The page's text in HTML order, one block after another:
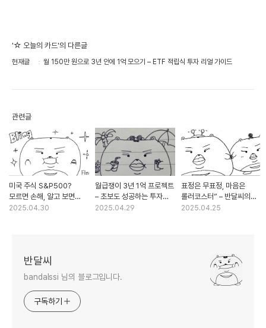
'☆ 오늘의 카드'의 다른글
현재글 월 150만 원으로 3년 안에 1억 모으기 – ETF 적립식 투자 리얼 가이드
관련글
미국 주식 S&P500?
모르면 손해, 알고 보면
평생 연금!
2025.04.30
월급쟁이 3년 1억 프로젝트
– 초보도 성공하는 투자
꿀팁
2025.04.29
표정은 무표정, 마음은
롤러코스터” – 반달씨의
놀이동산 썰 푼다
2025.04.25
반달씨
bandalssi 님의 블로그입니다.
구독하기